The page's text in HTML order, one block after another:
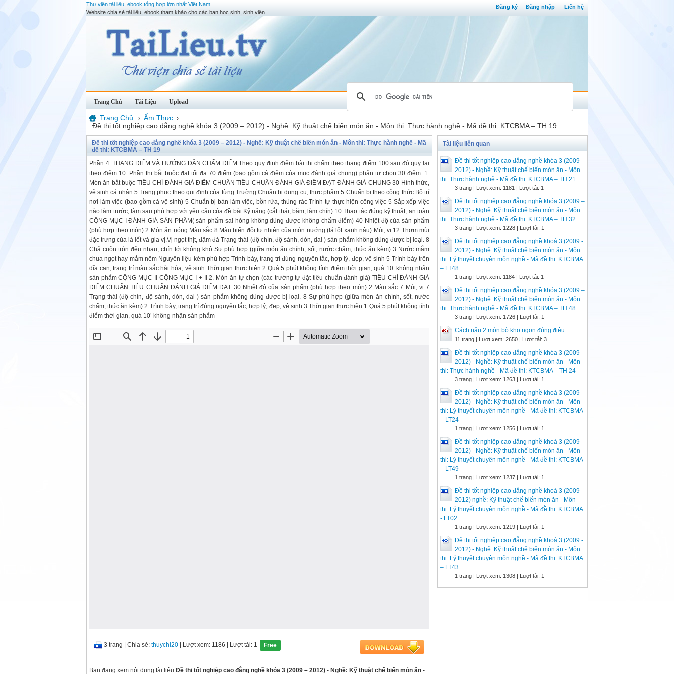
Đăng ký Đăng nhập Liên hệ
Thư viện tài liệu, ebook tổng hợp lớn nhất Việt Nam
Website chia sẻ tài liệu, ebook tham khảo cho các bạn học sinh, sinh viên
Trang Chủ Tài Liệu Upload
Trang Chủ › Ẩm Thực ›
Đề thi tốt nghiệp cao đẳng nghề khóa 3 (2009 – 2012) - Nghề: Kỹ thuật chế biến món ăn - Môn thi: Thực hành nghề - Mã đề thi: KTCBMA – TH 19
Đề thi tốt nghiệp cao đẳng nghề khóa 3 (2009 – 2012) - Nghề: Kỹ thuật chế biến món ăn - Môn thi: Thực hành nghề - Mã
đề thi: KTCBMA – TH 19
Phần 4: THANG ĐIỂM VÀ HƯỚNG DẪN CHẤM ĐIỂM Theo quy định điểm bài thi chấm theo thang điểm 100 sau đó quy lại
theo điểm 10. Phần thi bắt buộc đạt tối đa 70 điểm (bao gồm cả điểm của mục đánh giá chung) phần tự chọn 30 điểm. 1.
Món ăn bắt buộc TIÊU CHÍ ĐÁNH GIÁ ĐIỂM CHUẨN TIÊU CHUẨN ĐÁNH GIÁ ĐIỂM ĐẠT ĐÁNH GIÁ CHUNG 30 Hình thức,
vệ sinh cá nhân 5 Trang phục theo qui định của từng Trường Chuẩn bị dụng cụ, thực phẩm 5 Chuẩn bị theo công thức Bố trí
nơi làm việc (bao gồm cả vệ sinh) 5 Chuẩn bị bàn làm việc, bồn rửa, thùng rác Trình tự thực hiện công việc 5 Sắp xếp việc
nào làm trước, làm sau phù hợp với yêu cầu của đề bài Kỹ năng (cắt thái, băm, làm chín) 10 Thao tác đúng kỹ thuật, an toàn
CỘNG MỤC I ĐÁNH GIÁ SẢN PHẨM( sản phẩm sai hỏng không dùng được không chấm điểm) 40 Nhiệt độ của sản phẩm
(phù hợp theo món) 2 Món ăn nóng Màu sắc 8 Màu biến đổi tự nhiên của món nướng (lá lốt xanh nâu) Mùi, vị 12 Thơm mùi
đặc trưng của lá lốt và gia vị.Vị ngọt thịt, đậm đà Trạng thái (độ chín, độ sánh, dòn, dai ) sản phẩm không dùng được bị loại. 8
Chả cuộn tròn đều nhau, chín tới không khô Sự phù hợp (giữa món ăn chính, sốt, nước chấm, thức ăn kèm) 3 Nước mắm
chua ngọt hay mắm nêm Nguyên liệu kèm phù hợp Trình bày, trang trí đúng nguyên tắc, hợp lý, đẹp, vệ sinh 5 Trình bày trên
dĩa cạn, trang trí màu sắc hài hòa, vệ sinh Thời gian thực hiện 2 Quá 5 phút không tính điểm thời gian, quá 10’ không nhận
sản phẩm CỘNG MỤC II CỘNG MỤC I + II 2. Món ăn tự chọn (các trường tự đặt tiêu chuẩn đánh giá) TIÊU CHÍ ĐÁNH GIÁ
ĐIỂM CHUẨN TIÊU CHUẨN ĐÁNH GIÁ ĐIỂM ĐẠT 30 Nhiệt độ của sản phẩm (phù hợp theo món) 2 Màu sắc 7 Mùi, vị 7
Trạng thái (độ chín, độ sánh, dòn, dai ) sản phẩm không dùng được bị loại. 8 Sự phù hợp (giữa món ăn chính, sốt, nước
chấm, thức ăn kèm) 2 Trình bày, trang trí đúng nguyên tắc, hợp lý, đẹp, vệ sinh 3 Thời gian thực hiện 1 Quá 5 phút không tính
điểm thời gian, quá 10’ không nhận sản phẩm
3 trang Chia sẻ: thuychi20 | Lượt xem: 1186 | Lượt tải: 1 Free
Bạn đang xem nội dung tài liệu Đề thi tốt nghiệp cao đẳng nghề khóa 3 (2009 – 2012) - Nghề: Kỹ thuật chế biến món ăn -
Tài liệu liên quan
Đề thi tốt nghiệp cao đẳng nghề khóa 3 (2009 –
2012) - Nghề: Kỹ thuật chế biến món ăn - Môn
thi: Thực hành nghề - Mã đề thi: KTCBMA – TH 21
3 trang | Lượt xem: 1181 | Lượt tải: 1
Đề thi tốt nghiệp cao đẳng nghề khóa 3 (2009 –
2012) - Nghề: Kỹ thuật chế biến món ăn - Môn
thi: Thực hành nghề - Mã đề thi: KTCBMA – TH 32
3 trang | Lượt xem: 1228 | Lượt tải: 1
Đề thi tốt nghiệp cao đẳng nghề khoá 3 (2009 -
2012) - Nghề: Kỹ thuật chế biến món ăn - Môn
thi: Lý thuyết chuyên môn nghề - Mã đề thi: KTCBMA
– LT48
1 trang | Lượt xem: 1184 | Lượt tải: 1
Đề thi tốt nghiệp cao đẳng nghề khóa 3 (2009 –
2012) - Nghề: Kỹ thuật chế biến món ăn - Môn
thi: Thực hành nghề - Mã đề thi: KTCBMA – TH 48
3 trang | Lượt xem: 1726 | Lượt tải: 1
Cách nấu 2 món bò kho ngon đúng điệu
11 trang | Lượt xem: 2650 | Lượt tải: 3
Đề thi tốt nghiệp cao đẳng nghề khóa 3 (2009 –
2012) - Nghề: Kỹ thuật chế biến món ăn - Môn
thi: Thực hành nghề - Mã đề thi: KTCBMA – TH 24
3 trang | Lượt xem: 1263 | Lượt tải: 1
Đề thi tốt nghiệp cao đẳng nghề khoá 3 (2009 -
2012) - Nghề: Kỹ thuật chế biến món ăn - Môn
thi: Lý thuyết chuyên môn nghề - Mã đề thi: KTCBMA
– LT24
1 trang | Lượt xem: 1256 | Lượt tải: 1
Đề thi tốt nghiệp cao đẳng nghề khoá 3 (2009 -
2012) - Nghề: Kỹ thuật chế biến món ăn - Môn
thi: Lý thuyết chuyên môn nghề - Mã đề thi: KTCBMA
– LT49
1 trang | Lượt xem: 1237 | Lượt tải: 1
Đề thi tốt nghiệp cao đẳng nghề khoá 3 (2009 -
2012) nghề: Kỹ thuật chế biến món ăn - Môn
thi: Lý thuyết chuyên môn nghề - Mã đề thi: KTCBMA
- LT02
1 trang | Lượt xem: 1219 | Lượt tải: 1
Đề thi tốt nghiệp cao đẳng nghề khoá 3 (2009 -
2012) - Nghề: Kỹ thuật chế biến món ăn - Môn
thi: Lý thuyết chuyên môn nghề - Mã đề thi: KTCBMA
– LT43
1 trang | Lượt xem: 1308 | Lượt tải: 1